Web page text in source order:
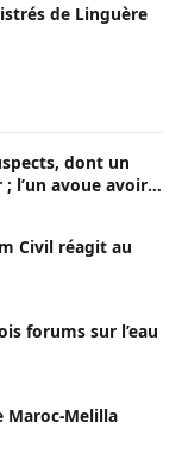
de Linguère
dont un
; l’un avoue avoir
Civil réagit au
forums sur l’eau
Melilla